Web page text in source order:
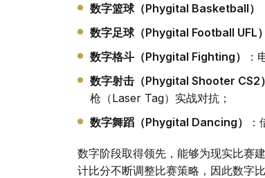
数字篮球（Phygital Basketball）
数字足球（Phygital Football UFL）
数字格斗（Phygital Fighting）
：
数字射击（Phygital Shooter CS2）
枪（Laser Tag）实战对抗；
数字舞蹈（Phygital Dancing）
数字阶段取得领先，能够为现实比赛
计比分不断调整比赛策略，因此数字